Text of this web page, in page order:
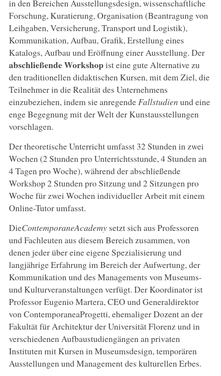
in den Bereichen Ausstellungsdesign, wissenschaftliche
Forschung, Kuratierung, Organisation (Beantragung von
Leihgaben, Versicherung, Transport und Logistik),
Kommunikation, Aufbau, Grafik, Erstellung eines
Katalogs, Aufbau und Eröffnung einer Ausstellung. Der
abschließende Workshop ist eine gute Alternative zu
den traditionellen didaktischen Kursen, mit dem Ziel, die
Teilnehmer in die Realität des Unternehmens
einzubeziehen, indem sie anregende Fallstudien und eine
enge Begegnung mit der Welt der Kunstausstellungen
vorschlagen.
Der theoretische Unterricht umfasst 32 Stunden in zwei
Wochen (2 Stunden pro Unterrichtsstunde, 4 Stunden an
4 Tagen pro Woche), während der abschließende
Workshop 2 Stunden pro Sitzung und 2 Sitzungen pro
Woche für zwei Wochen individueller Arbeit mit einem
Online-Tutor umfasst.
DieContemporaneAcademysetzt sich aus Professoren
und Fachleuten aus diesem Bereich zusammen, von
denen jeder über eine eigene Spezialisierung und
langjährige Erfahrung im Bereich der Aufwertung, der
Kommunikation und des Managements von Museums-
und Kulturveranstaltungen verfügt. Der Koordinator ist
Professor Eugenio Martera, CEO und Generaldirektor
von ContemporaneaProgetti, ehemaliger Dozent an der
Fakultät für Architektur der Universität Florenz und in
verschiedenen Aufbaustudiengängen an privaten
Instituten mit Kursen in Museumsdesign, temporären
Ausstellungen und Management des kulturellen Erbes.